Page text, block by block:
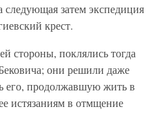
затем экспедиция
крест.
стороны, поклялись тогда
они решили даже
его, продолжавшую жить в
истязаниям в отмщение